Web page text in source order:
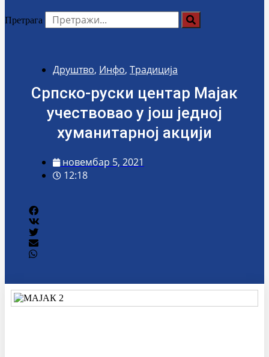
Претрага
Друштво, Инфо, Традиција
Српско-руски центар Мајак
учествовао у још једној
хуманитарној акцији
новембар 5, 2021
12:18